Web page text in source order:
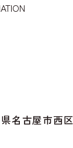
名古屋市西